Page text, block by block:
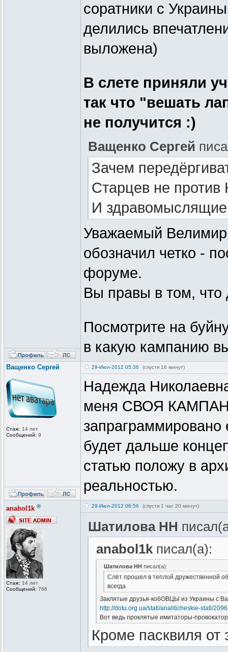
соратники с
делились
выложена)
В слете приняли
так что "вешать
не получится :)
Ващенко Сергей
Зачем
Старцев не
И
Уважаемый
обозначил четко -
форуме.
Вы правы в том,
Посмотрите на
в какую кампанию
Ващенко Сергей
Стаж: 14 лет
Сообщений: 9
29-Июл-2012 05:36 (спустя 16 минут)
Надежда
меня СВОЯ
будет дальше
статью положу в
реальностью.
anabol1k ®
Стаж: 14 лет
Сообщений: 766
29-Июл-2012 06:56 (спустя 1 час 20 минут)
Шатилова НН
anabol1kписал(а):
Шатилова НН писал(а):
Слёт прошел в теплой дружественной
всегда.
Заклятые друзья-кобОВЦЫ из Украины с
http://dotu.org.ua/stati/analiticheskie-stati/
Вот ведь проклятые имитаторы-
Кроме пасквиля от